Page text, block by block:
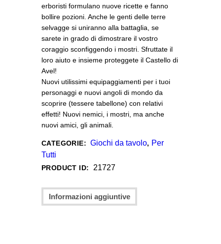
erboristi formulano nuove ricette e fanno
bollire pozioni. Anche le genti delle terre
selvagge si uniranno alla battaglia, se
sarete in grado di dimostrare il vostro
coraggio sconfiggendo i mostri. Sfruttate il
loro aiuto e insieme proteggete il Castello di
Avel!
Nuovi utilissimi equipaggiamenti per i tuoi
personaggi e nuovi angoli di mondo da
scoprire (tessere tabellone) con relativi
effetti! Nuovi nemici, i mostri, ma anche
nuovi amici, gli animali.
CATEGORIE: Giochi da tavolo, Per
Tutti
PRODUCT ID: 21727
Informazioni aggiuntive